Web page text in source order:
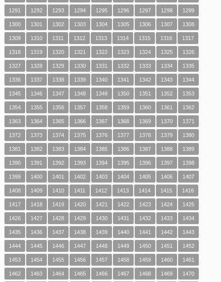
1291 1292 1293 1294 1295 1296 1297 1298 1299
1300 1301 1302 1303 1304 1305 1306 1307 1308
1309 1310 1311 1312 1313 1314 1315 1316 1317
1318 1319 1320 1321 1322 1323 1324 1325 1326
1327 1328 1329 1330 1331 1332 1333 1334 1335
1336 1337 1338 1339 1340 1341 1342 1343 1344
1345 1346 1347 1348 1349 1350 1351 1352 1353
1354 1355 1356 1357 1358 1359 1360 1361 1362
1363 1364 1365 1366 1367 1368 1369 1370 1371
1372 1373 1374 1375 1376 1377 1378 1379 1380
1381 1382 1383 1384 1385 1386 1387 1388 1389
1390 1391 1392 1393 1394 1395 1396 1397 1398
1399 1400 1401 1402 1403 1404 1405 1406 1407
1408 1409 1410 1411 1412 1413 1414 1415 1416
1417 1418 1419 1420 1421 1422 1423 1424 1425
1426 1427 1428 1429 1430 1431 1432 1433 1434
1435 1436 1437 1438 1439 1440 1441 1442 1443
1444 1445 1446 1447 1448 1449 1450 1451 1452
1453 1454 1455 1456 1457 1458 1459 1460 1461
1462 1463 1464 1465 1466 1467 1468 1469 1470